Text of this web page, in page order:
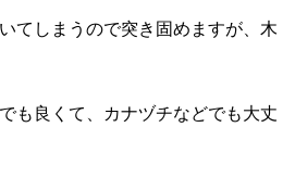
てしまうので突き固めますが、木
も良くて、カナヅチなどでも大丈